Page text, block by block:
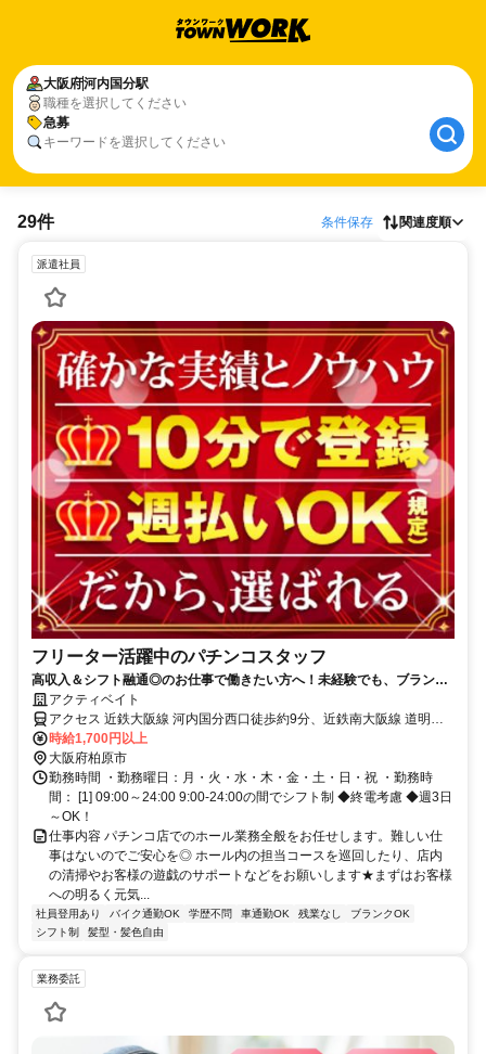
大阪府河内国分駅
職種を選択してください
急募
キーワードを選択してください
29件 条件保存 関連度順
派遣社員
フリーター活躍中のパチンコスタッフ
高収入＆シフト融通◎のお仕事で働きたい方へ！未経験でも、ブランク
ありでも大歓迎♪
アクティベイト
アクセス 近鉄大阪線 河内国分西口徒歩約9分、近鉄南大阪線 道明寺
徒歩約16分、近鉄道明寺線 道明寺徒歩約16分
時給1,700円以上
大阪府柏原市
勤務時間 ・勤務曜日：月・火・水・木・金・土・日・祝 ・勤務時
間： [1] 09:00～24:00 9:00-24:00の間でシフト制 ◆終電考慮 ◆週3日
～OK！
仕事内容 パチンコ店でのホール業務全般をお任せします。難しい仕
事はないのでご安心を◎ ホール内の担当コースを巡回したり、店内
の清掃やお客様の遊戯のサポートなどをお願いします★まずはお客様
への明るく元気...
社員登用あり バイク通勤OK 学歴不問 車通勤OK 残業なし
ブランクOK
シフト制
髪型・髪色自由
業務委託